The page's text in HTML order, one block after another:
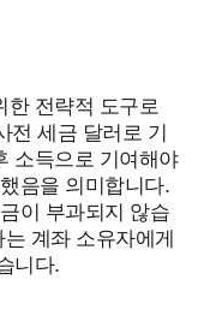
한 전략적 도구로
전 세금 달러로 기
소득으로 기여해야
음을 의미합니다.
이 부과되지 않습
계좌 소유자에게
니다.